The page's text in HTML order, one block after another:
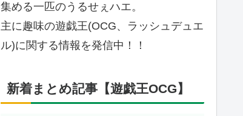
集める一匹のうるせぇハエ。
主に趣味の遊戯王(OCG、ラッシュデュエ
ル)に関する情報を発信中！！
新着まとめ記事【遊戯王OCG】